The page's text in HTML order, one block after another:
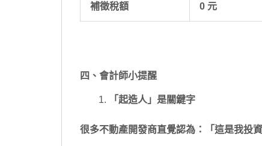
補徵稅額 0 元
四、會計師小提醒
「起造人」是關鍵字
很多不動產開發商直覺認為：「這是我投